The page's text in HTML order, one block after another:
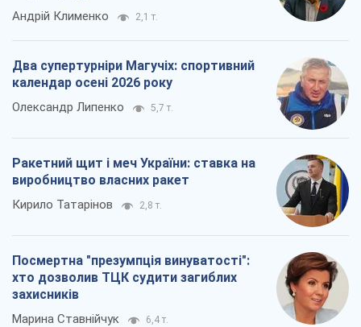
Андрій Клименко 2,1 т.
Два супертурніри Магучіх: спортивний
календар осені 2026 року
Олександр Липенко 5,7 т.
Ракетний щит і меч України: ставка на
виробництво власних ракет
Кирило Татарінов 2,8 т.
Посмертна "презумпція винуватості":
хто дозволив ТЦК судити загиблих
захисників
Марина Ставнійчук 6,4 т.